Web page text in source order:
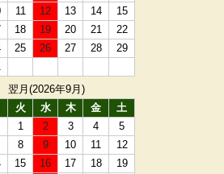
11 12 13 14
15
18 19 20 21
22
25 26 27 28
29
翌月(2026年9月)
火 水 木 金
土
1
2 3 4
5
8 9 10 11
12
15 16 17 18
19